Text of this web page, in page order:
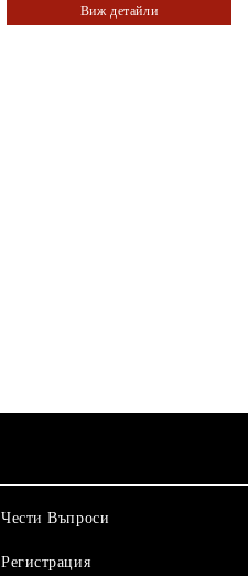
Виж детайли
Чести Въпроси
Регистрация